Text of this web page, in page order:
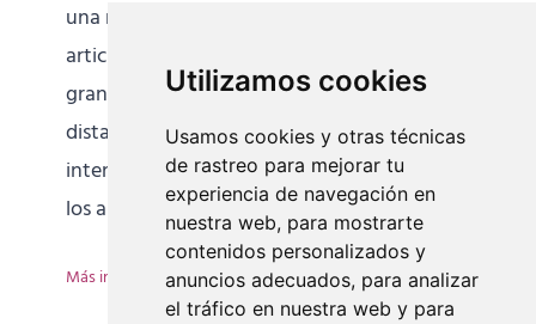
Utilizamos cookies
Usamos cookies y otras técnicas
de rastreo para mejorar tu
experiencia de navegación en
nuestra web, para mostrarte
contenidos personalizados y
anuncios adecuados, para analizar
el tráfico en nuestra web y para
una manera de comunicar (...) donde se
articulan un conjunto de herramientas de
gran utilidad. Se consigue transmitir a
distancia mucha información profunda e
intensa (...). Se amplifican las relaciones entre
los alumnos y los resultados[...]
Más información